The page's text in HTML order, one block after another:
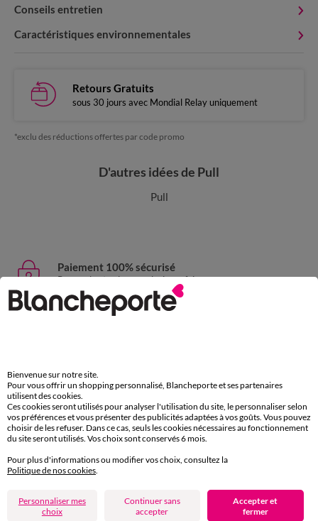
Conseils entretien
Caractéristiques environnementales
Retours Gratuits
sous 30 jours avec Mondial Relay uniquement
*exclu des réductions offertes par code promo
D'autres idées de Pull
Pull
Paiement 100% sécurisé
Payez plus tard ou en plusieurs fois
Livraison express
sous 30 jours avec Mondial Relay uniquement
Service clients
par chat et par téléphone
de 8h00 à 20h00 du lundi au samedi
en vous inscrivant à la newsletter
Bienvenue sur notre site.
Pour vous offrir un shopping personnalisé, Blancheporte et ses partenaires
utilisent des cookies.
Ces cookies seront utilisés pour analyser l'utilisation du site, le personnaliser selon
vos préférences et vous présenter des publicités adaptées à vos goûts. Vous pouvez
choisir de les refuser. Dans ce cas, seuls les cookies nécessaires au fonctionnement
du site seront utilisés. Vos choix sont conservés 6 mois.
Pour plus d'informations ou modifier vos choix, consultez la
Politique de nos cookies.
Personnaliser mes
choix
Continuer sans
accepter
Accepter et
fermer